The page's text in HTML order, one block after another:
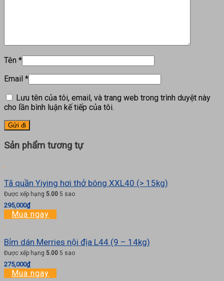
Tên *
Email *
Lưu tên của tôi, email, và trang web trong trình duyệt này
cho lần bình luận kế tiếp của tôi.
Sản phẩm tương tự
Tã quần Yiying hơi thở bông XXL40 (> 15kg)
Được xếp hạng 5.00 5 sao
295,000₫
Mua ngay
Bỉm dán Merries nội địa L44 (9 – 14kg)
Được xếp hạng 5.00 5 sao
275,000₫
Mua ngay